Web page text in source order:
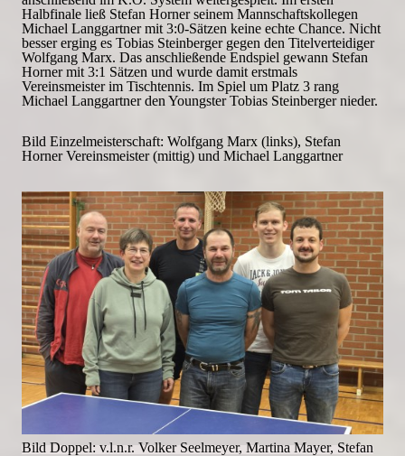
Halbfinale ließ Stefan Horner seinem Mannschaftskollegen
Michael Langgartner mit 3:0-Sätzen keine echte Chance. Nicht
besser erging es Tobias Steinberger gegen den Titelverteidiger
Wolfgang Marx. Das anschließende Endspiel gewann Stefan
Horner mit 3:1 Sätzen und wurde damit erstmals
Vereinsmeister im Tischtennis. Im Spiel um Platz 3 rang
Michael Langgartner den Youngster Tobias Steinberger nieder.
Bild Einzelmeisterschaft: Wolfgang Marx (links), Stefan
Horner Vereinsmeister (mittig) und Michael Langgartner
Bild Doppel: v.l.n.r. Volker Seelmeyer, Martina Mayer, Stefan